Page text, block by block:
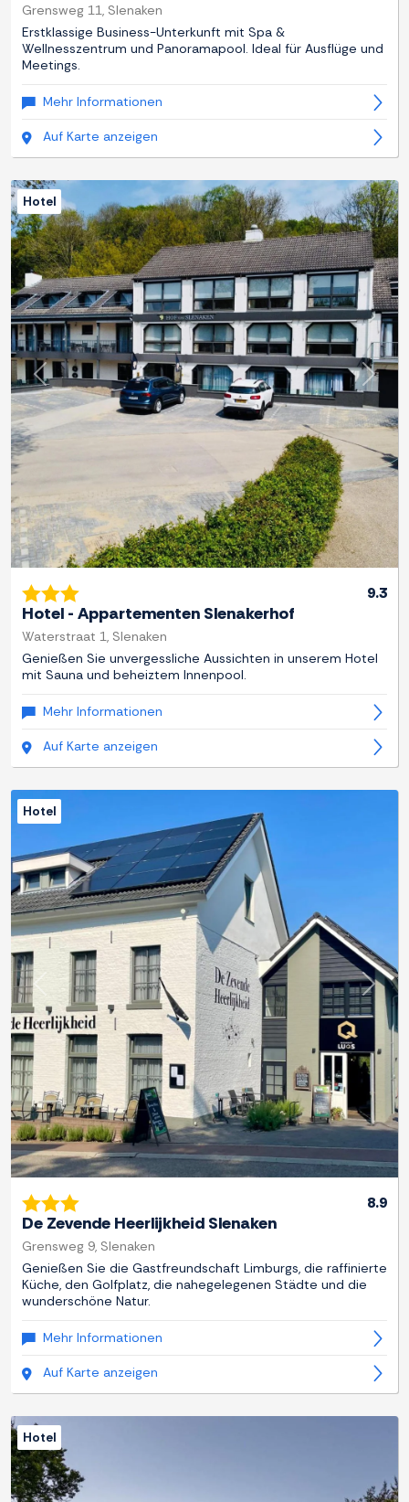
Grensweg 11, Slenaken
Erstklassige Business-Unterkunft mit Spa &
Wellnesszentrum und Panoramapool. Ideal für Ausflüge und
Meetings.
Mehr Informationen
Auf Karte anzeigen
Zurück
Hotel
9.3
Hotel - Appartementen Slenakerhof
Waterstraat 1, Slenaken
Genießen Sie unvergessliche Aussichten in unserem Hotel
mit Sauna und beheiztem Innenpool.
Mehr Informationen
Auf Karte anzeigen
Zurück
Hotel
8.9
De Zevende Heerlijkheid Slenaken
Grensweg 9, Slenaken
Genießen Sie die Gastfreundschaft Limburgs, die raffinierte
Küche, den Golfplatz, die nahegelegenen Städte und die
wunderschöne Natur.
Mehr Informationen
Auf Karte anzeigen
Hotel